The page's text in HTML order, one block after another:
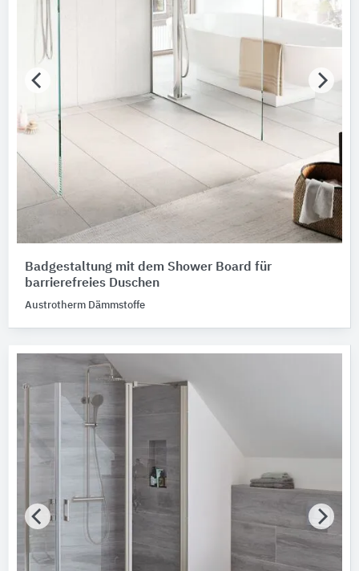
Badgestaltung mit dem Shower Board für
barrierefreies Duschen
Austrotherm Dämmstoffe